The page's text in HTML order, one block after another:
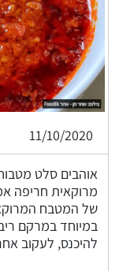
11/10/2020
אוהבים סלט
מרוקאית חריפה
של המטבח
להיכנס, לעקוב